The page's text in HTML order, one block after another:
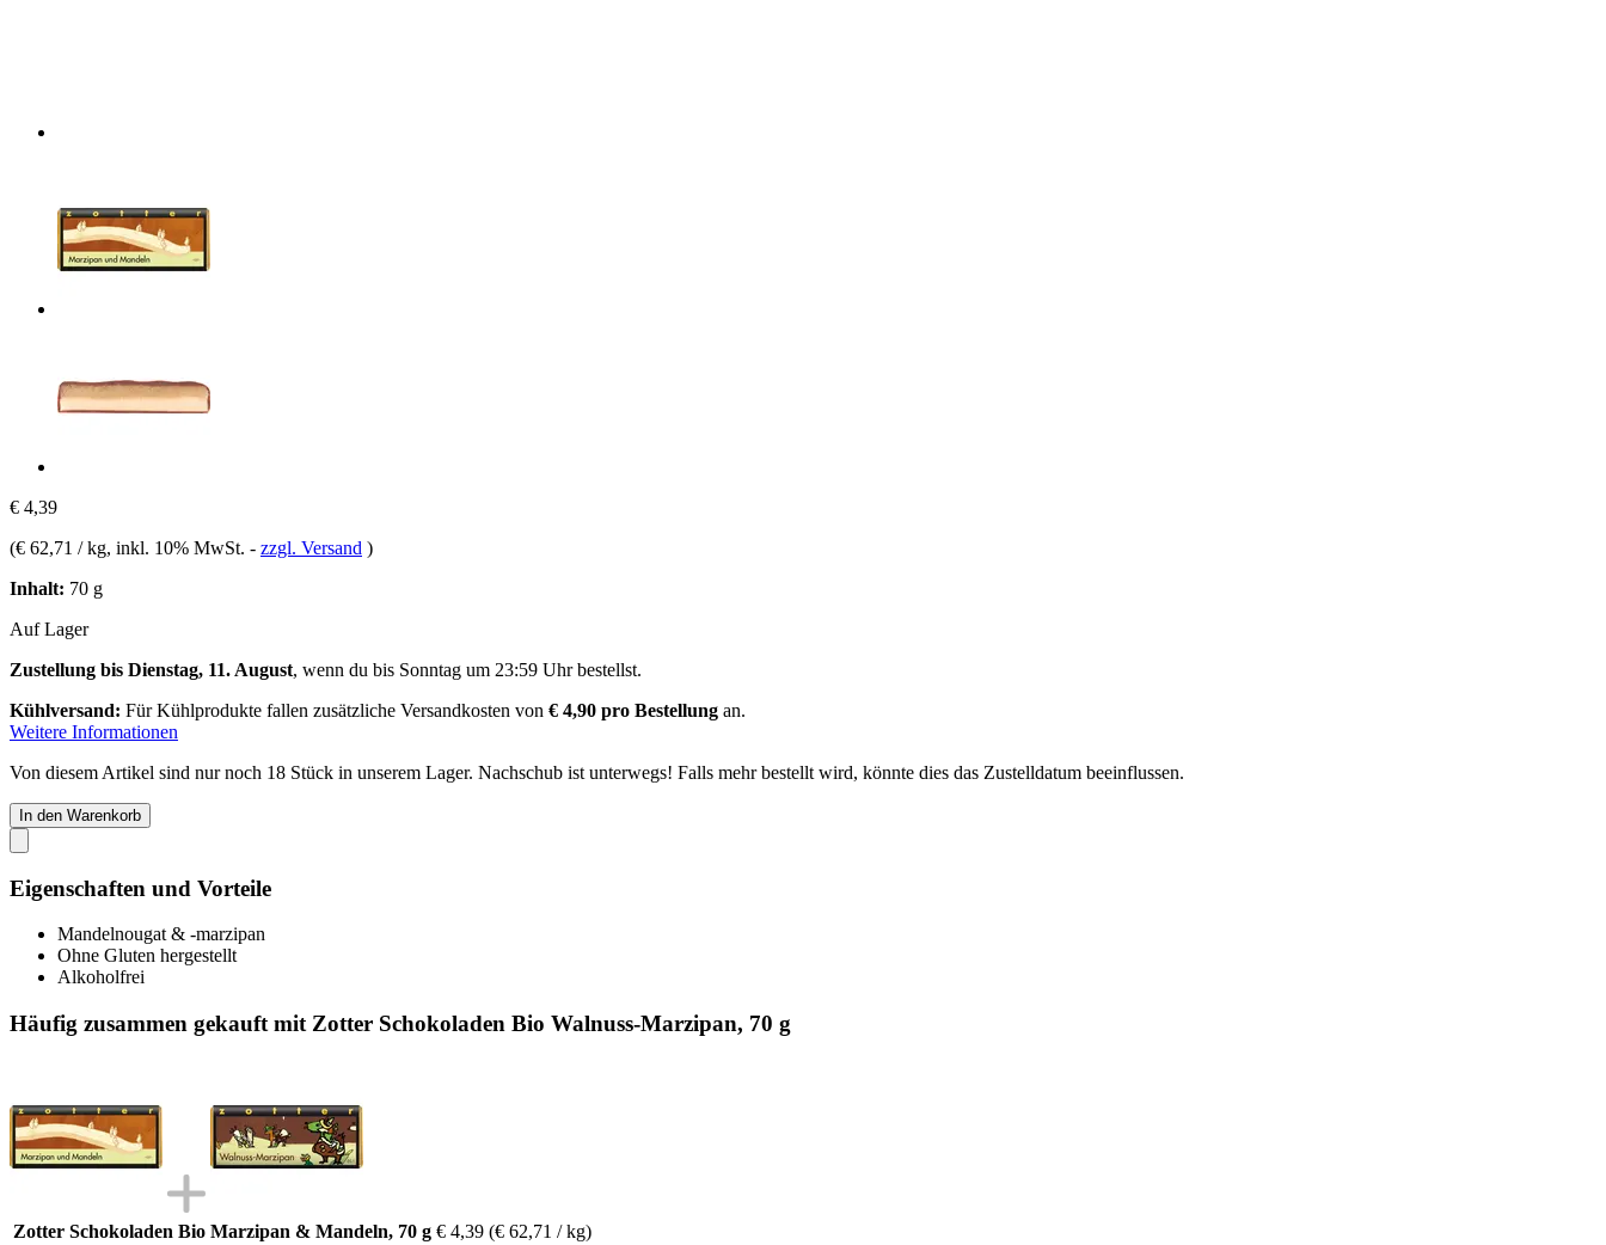
€ 4,39
(€ 62,71 / kg, inkl. 10% MwSt. - zzgl. Versand )
Inhalt: 70 g
Auf Lager
Zustellung bis Dienstag, 11. August, wenn du bis Sonntag um 23:59 Uhrbestellst.
Kühlversand: Für Kühlprodukte fallen zusätzliche Versandkosten von € 4,90 pro Bestellung an.
Weitere Informationen
Von diesem Artikel sind nur noch 18 Stück in unserem Lager. Nachschub ist unterwegs! Falls mehr bestellt wird, könnte dies das Zustelldatum beeinflussen.
In den Warenkorb
Eigenschaften und Vorteile
Mandelnougat & -marzipan
Ohne Gluten hergestellt
Alkoholfrei
Häufig zusammen gekauft mit Zotter Schokoladen Bio Walnuss-Marzipan, 70 g
Zotter Schokoladen Bio Marzipan & Mandeln, 70 g € 4,39 (€ 62,71 / kg)